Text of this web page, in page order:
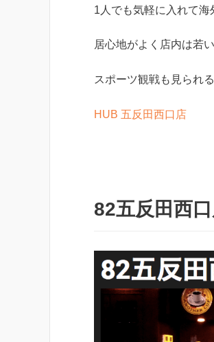
1人でも気軽に入れて海
居心地がよく店内は若
スポーツ観戦も見られ
HUB 五反田西口店
82五反田西